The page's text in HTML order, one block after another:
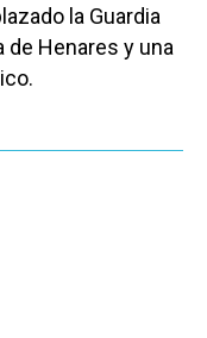
la Guardia
de Henares y una